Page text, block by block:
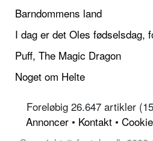
Barndommens land
I dag er det Oles fødselsdag,
Puff, The Magic Dragon
Noget om Helte
Foreløbig 26.647 artikler
Annoncer • Kontakt •